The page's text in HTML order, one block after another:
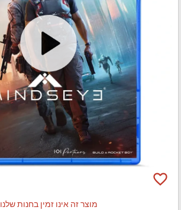
favorite_border
מוצר זה אינו זמין בחנות שלנו